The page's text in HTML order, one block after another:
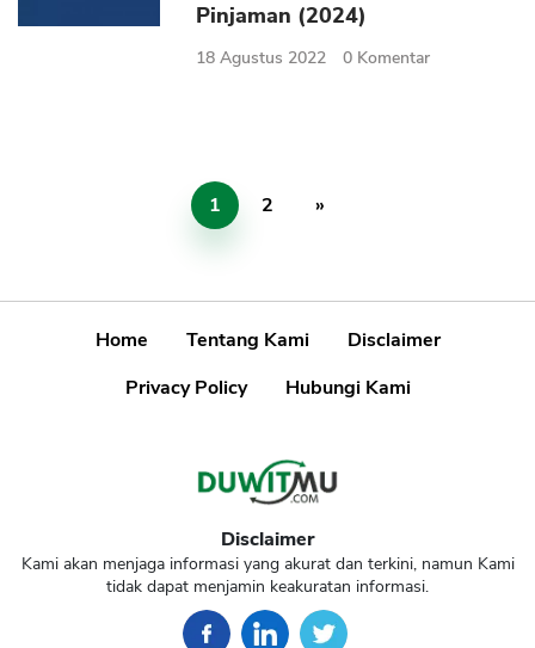
Pinjaman (2024)
18 Agustus 2022 0 Komentar
1 2 »
Home Tentang Kami
Disclaimer
Privacy Policy
Hubungi Kami
Disclaimer
Kami akan menjaga informasi yang akurat dan terkini, namun Kami
tidak dapat menjamin keakuratan informasi.